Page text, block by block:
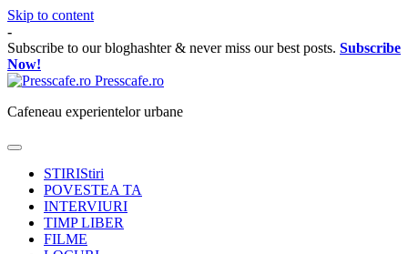
Skip to content
-
Subscribe to our bloghashter & never miss our best posts. Subscribe
Now!
Presscafe.ro
Cafeneau experientelor urbane
STIRIStiri
POVESTEA TA
INTERVIURI
TIMP LIBER
FILME